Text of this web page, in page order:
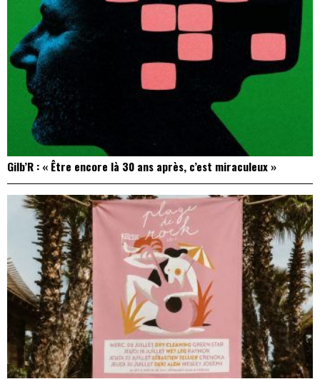
Gilb’R : « Être encore là 30 ans après, c’est miraculeux »